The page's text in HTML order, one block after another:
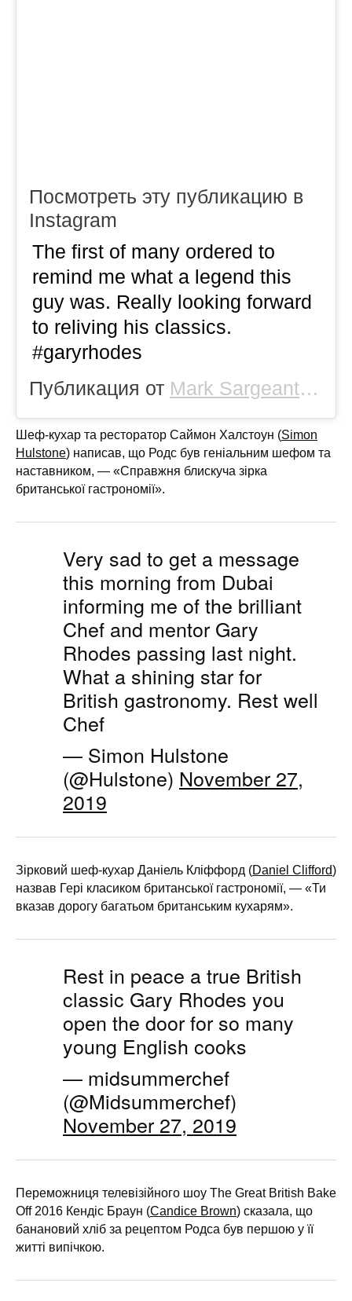
Посмотреть эту публикацию в
Instagram
The first of many ordered to
remind me what a legend this
guy was. Really looking forward
to reliving his classics.
#garyrhodes
Публикация от Mark Sargeant
Шеф-кухар та ресторатор Саймон Халстоун (Simon
Hulstone) написав, що Родс був геніальним шефом та
наставником, — «Справжня блискуча зірка
британської гастрономії».
Very sad to get a message
this morning from Dubai
informing me of the brilliant
Chef and mentor Gary
Rhodes passing last night.
What a shining star for
British gastronomy. Rest well
Chef
— Simon Hulstone
(@Hulstone) November 27,
2019
Зірковий шеф-кухар Даніель Кліффорд (Daniel Clifford)
назвав Гері класиком британської гастрономії, — «Ти
вказав дорогу багатьом британським кухарям».
Rest in peace a true British
classic Gary Rhodes you
open the door for so many
young English cooks
— midsummerchef
(@Midsummerchef)
November 27, 2019
Переможниця телевізійного шоу The Great British Bake
Off 2016 Кендіс Браун (Candice Brown) сказала, що
банановий хліб за рецептом Родса був першою у її
житті випічкою.